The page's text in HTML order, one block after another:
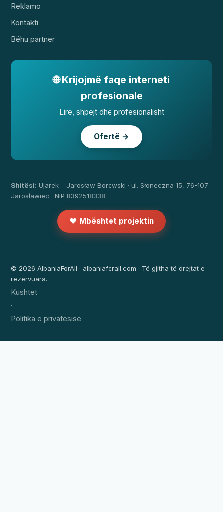
Reklamo
Kontakti
Bëhu partner
🌐 Krijojmë faqe interneti
profesionale
Lirë, shpejt dhe profesionalisht
Ofertë →
Shitësi: Ujarek – Jarosław Borowski · ul. Słoneczna 15, 76-107
Jarosławiec · NIP 8392518338
❤️ Mbështet projektin
© 2026 AlbaniaForAll · albaniaforall.com · Të gjitha të drejtat e
rezervuara. ·
Kushtet
·
Politika e privatësisë